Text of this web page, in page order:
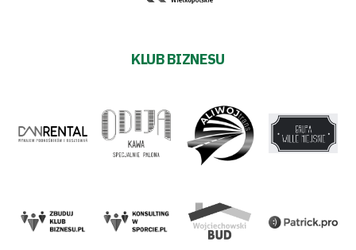
KLUB BIZNESU